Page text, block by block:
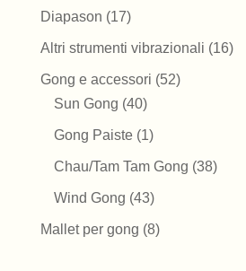
Diapason 1717
prodotti
Altri strumenti vibrazionali 1616
Gong e accessori 5252
Sun Gong 4040
prodotti
Gong Paiste 11
prodotto
Chau/Tam Tam Gong 3838
Wind Gong 4343
prodotti
Mallet per gong 88